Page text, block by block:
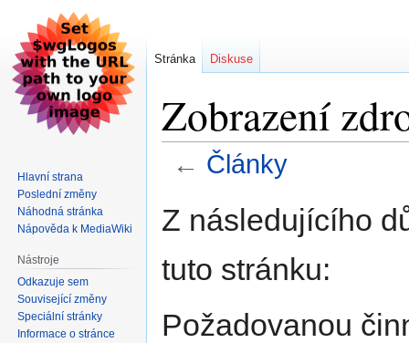
Zobrazení
← Články
na
na
Z následujícího
tuto stránku:
Požadovanou
Stránka Diskuse
Hlavní strana
Poslední změny
Náhodná stránka
Nápověda k MediaWiki
Nástroje
Odkazuje sem
Související změny
Speciální stránky
Informace o stránce